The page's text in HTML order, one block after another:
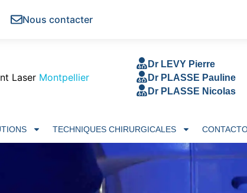
Nous contacter
Laser Montpellier
Dr LEVY Pierre
Dr PLASSE Pauline
Dr PLASSE Nicolas
TECHNIQUES CHIRURGICALES